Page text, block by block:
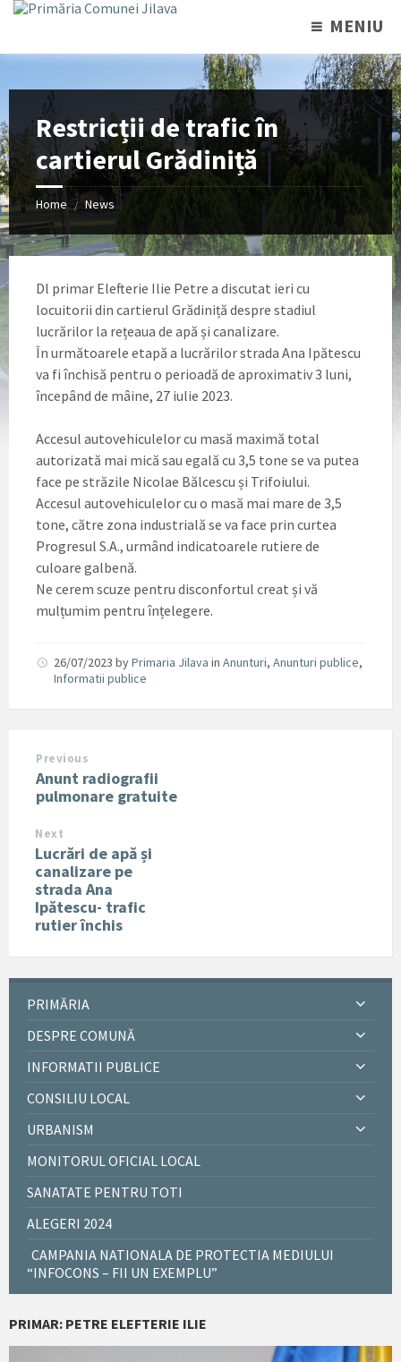
MENIU
Restricții de trafic în
cartierul Grădiniță
Home / News
Dl primar Elefterie Ilie Petre a discutat ieri cu
locuitorii din cartierul Grădiniță despre stadiul
lucrărilor la rețeaua de apă și canalizare.
În următoarele etapă a lucrărilor strada Ana Ipătescu
va fi închisă pentru o perioadă de aproximativ 3 luni,
începând de mâine, 27 iulie 2023.
Accesul autovehiculelor cu masă maximă total
autorizată mai mică sau egală cu 3,5 tone se va putea
face pe străzile Nicolae Bălcescu și Trifoiului.
Accesul autovehiculelor cu o masă mai mare de 3,5
tone, către zona industrială se va face prin curtea
Progresul S.A., urmând indicatoarele rutiere de
culoare galbenă.
Ne cerem scuze pentru disconfortul creat și vă
mulțumim pentru înțelegere.
26/07/2023 byPrimaria Jilava in Anunturi, Anunturi publice,
Informatii publice
Previous
Anunt radiografii
pulmonare gratuite
Next
Lucrări de apă și
canalizare pe
strada Ana
Ipătescu- trafic
rutier închis
PRIMĂRIA
DESPRE COMUNĂ
INFORMATII PUBLICE
CONSILIU LOCAL
URBANISM
MONITORUL OFICIAL LOCAL
SANATATE PENTRU TOTI
ALEGERI 2024
CAMPANIA NATIONALA DE PROTECTIA MEDIULUI
“INFOCONS – FII UN EXEMPLU”
PRIMAR: PETRE ELEFTERIE ILIE